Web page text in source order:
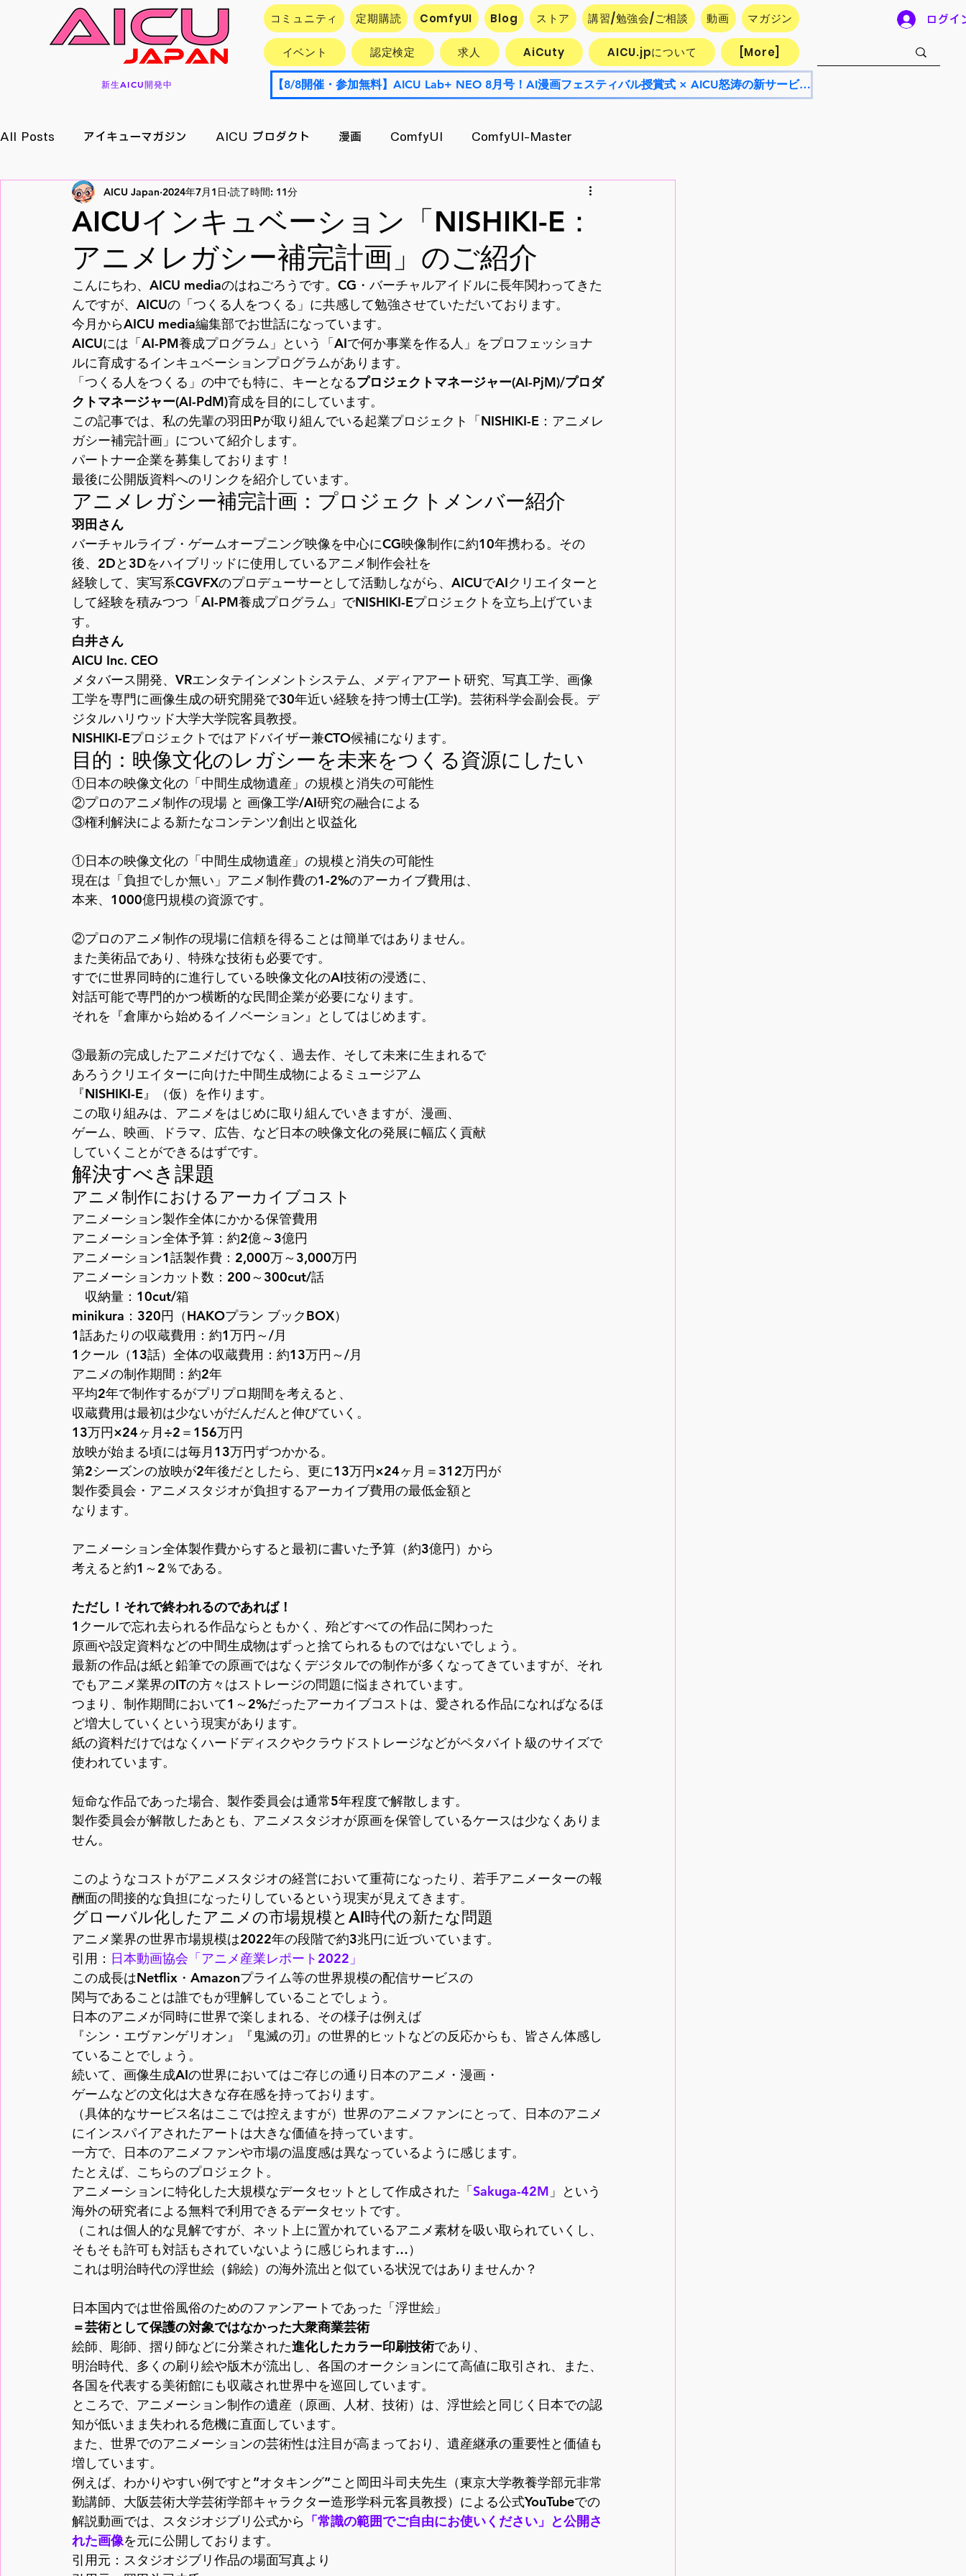
新生AICU開発中
コミュニティ 定期購読 ComfyUI Blog ストア 講習/勉強会/ご相談 動画 マガジン
イベント 認定検定 求人 AiCuty AICU.jpについて [More]
【8/8開催・参加無料】AICU Lab+ NEO 8月号！AI漫画フェスティバル授賞式 × AICU怒涛の新サービス発表会
ログイ
All Posts アイキューマガジン AICU プロダクト 漫画 ComfyUI ComfyUI-Master
イベント情報 アプリ/サービス Research エクスポート
メイキング 月刊好アクセス StableDiffusion AI活用企業最前線 キャラ開発
AICUインキュベーション「NISHIKI-E：
アニメレガシー補完計画」のご紹介
AICU Japan 2024年7月1日 読了時間: 11分
こんにちわ、AICU mediaのはねごろうです。CG・バーチャルアイドルに長年関わってきた
んですが、AICUの「つくる人をつくる」に共感して勉強させていただいております。
今月からAICU media編集部でお世話になっています。
AICUには「AI-PM養成プログラム」という「AIで何か事業を作る人」をプロフェッショナ
ルに育成するインキュベーションプログラムがあります。
「つくる人をつくる」の中でも特に、キーとなるプロジェクトマネージャー(AI-PjM)/プロダ
クトマネージャー(AI-PdM)育成を目的にしています。
この記事では、私の先輩の羽田Pが取り組んでいる起業プロジェクト「NISHIKI-E：アニメレ
ガシー補完計画」について紹介します。
パートナー企業を募集しております！
最後に公開版資料へのリンクを紹介しています。
アニメレガシー補完計画：プロジェクトメンバー紹介
羽田さん
バーチャルライブ・ゲームオープニング映像を中心にCG映像制作に約10年携わる。その
後、2Dと3Dをハイブリッドに使用しているアニメ制作会社を
経験して、実写系CGVFXのプロデューサーとして活動しながら、AICUでAIクリエイターと
して経験を積みつつ「AI-PM養成プログラム」でNISHIKI-Eプロジェクトを立ち上げていま
す。
白井さん
AICU Inc. CEO
メタバース開発、VRエンタテインメントシステム、メディアアート研究、写真工学、画像
工学を専門に画像生成の研究開発で30年近い経験を持つ博士(工学)。芸術科学会副会長。デ
ジタルハリウッド大学大学院客員教授。
NISHIKI-Eプロジェクトではアドバイザー兼CTO候補になります。
目的：映像文化のレガシーを未来をつくる資源にしたい
①日本の映像文化の「中間生成物遺産」の規模と消失の可能性
②プロのアニメ制作の現場 と 画像工学/AI研究の融合による
③権利解決による新たなコンテンツ創出と収益化
①日本の映像文化の「中間生成物遺産」の規模と消失の可能性
現在は「負担でしか無い」アニメ制作費の1-2%のアーカイブ費用は、
本来、1000億円規模の資源です。
②プロのアニメ制作の現場に信頼を得ることは簡単ではありません。
また美術品であり、特殊な技術も必要です。
すでに世界同時的に進行している映像文化のAI技術の浸透に、
対話可能で専門的かつ横断的な民間企業が必要になります。
それを『倉庫から始めるイノベーション』としてはじめます。
③最新の完成したアニメだけでなく、過去作、そして未来に生まれるで
あろうクリエイターに向けた中間生成物によるミュージアム
『NISHIKI-E』（仮）を作ります。
この取り組みは、アニメをはじめに取り組んでいきますが、漫画、
ゲーム、映画、ドラマ、広告、など日本の映像文化の発展に幅広く貢献
していくことができるはずです。
解決すべき課題
アニメ制作におけるアーカイブコスト
アニメーション製作全体にかかる保管費用
アニメーション全体予算：約2億～3億円
アニメーション1話製作費：2,000万～3,000万円
アニメーションカット数：200～300cut/話
収納量：10cut/箱
minikura：320円（HAKOプラン ブックBOX）
1話あたりの収蔵費用：約1万円～/月
1クール（13話）全体の収蔵費用：約13万円～/月
アニメの制作期間：約2年
平均2年で制作するがプリプロ期間を考えると、
収蔵費用は最初は少ないがだんだんと伸びていく。
13万円×24ヶ月÷2＝156万円
放映が始まる頃には毎月13万円ずつかかる。
第2シーズンの放映が2年後だとしたら、更に13万円×24ヶ月＝312万円が
製作委員会・アニメスタジオが負担するアーカイブ費用の最低金額と
なります。
アニメーション全体製作費からすると最初に書いた予算（約3億円）から
考えると約1～2％である。
ただし！それで終われるのであれば！
1クールで忘れ去られる作品ならともかく、殆どすべての作品に関わった
原画や設定資料などの中間生成物はずっと捨てられるものではないでしょう。
最新の作品は紙と鉛筆での原画ではなくデジタルでの制作が多くなってきていますが、それ
でもアニメ業界のITの方々はストレージの問題に悩まされています。
つまり、制作期間において1～2%だったアーカイブコストは、愛される作品になればなるほ
ど増大していくという現実があります。
紙の資料だけではなくハードディスクやクラウドストレージなどがペタバイト級のサイズで
使われています。
短命な作品であった場合、製作委員会は通常5年程度で解散します。
製作委員会が解散したあとも、アニメスタジオが原画を保管しているケースは少なくありま
せん。
このようなコストがアニメスタジオの経営において重荷になったり、若手アニメーターの報
酬面の間接的な負担になったりしているという現実が見えてきます。
グローバル化したアニメの市場規模とAI時代の新たな問題
アニメ業界の世界市場規模は2022年の段階で約3兆円に近づいています。
引用： 日本動画協会「アニメ産業レポート2022」
この成長はNetflix・Amazonプライム等の世界規模の配信サービスの
関与であることは誰でもが理解していることでしょう。
日本のアニメが同時に世界で楽しまれる、その様子は例えば
『シン・エヴァンゲリオン』『鬼滅の刃』の世界的ヒットなどの反応からも、皆さん体感し
ていることでしょう。
続いて、画像生成AIの世界においてはご存じの通り日本のアニメ・漫画・
ゲームなどの文化は大きな存在感を持っております。
（具体的なサービス名はここでは控えますが）世界のアニメファンにとって、日本のアニメ
にインスパイアされたアートは大きな価値を持っています。
一方で、日本のアニメファンや市場の温度感は異なっているように感じます。
たとえば、こちらのプロジェクト。
アニメーションに特化した大規模なデータセットとして作成された「Sakuga-42M 」という
海外の研究者による無料で利用できるデータセットです。
（これは個人的な見解ですが、ネット上に置かれているアニメ素材を吸い取られていくし、
そもそも許可も対話もされていないように感じられます…）
これは明治時代の浮世絵（錦絵）の海外流出と似ている状況ではありませんか？
＝芸術として保護の対象ではなかった大衆商業芸術
絵師、彫師、摺り師などに分業された進化したカラー印刷技術であり、
明治時代、多くの刷り絵や版木が流出し、各国のオークションにて高値に取引され、また、
各国を代表する美術館にも収蔵され世界中を巡回しています。
ところで、アニメーション制作の遺産（原画、人材、技術）は、浮世絵と同じく日本での認
知が低いまま失われる危機に直面しています。
また、世界でのアニメーションの芸術性は注目が高まっており、遺産継承の重要性と価値も
増しています。
例えば、わかりやすい例ですと”オタキング”こと岡田斗司夫先生（東京大学教養学部元非常
勤講師、大阪芸術大学芸術学部キャラクター造形学科元客員教授）による公式YouTubeでの
解説動画では、スタジオジブリ公式から 「常識の範囲でご自由にお使いください」と公開さ
れた画像を元に公開しております。
引用元：スタジオジブリ作品の場面写真より